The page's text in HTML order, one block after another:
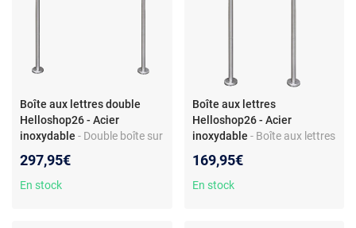
Boîte aux lettres double
Helloshop26 - Acier
inoxydable - Double boîte sur
inoxydable - Inclus 2 portes-
journaux - 4 clés
297,95€
En stock
Boîte aux lettres
Helloshop26 - Acier
inoxydable - Boîte aux lettres
inoxydable - Porte-journal
intégré - Inclus 2 clés
169,95€
En stock